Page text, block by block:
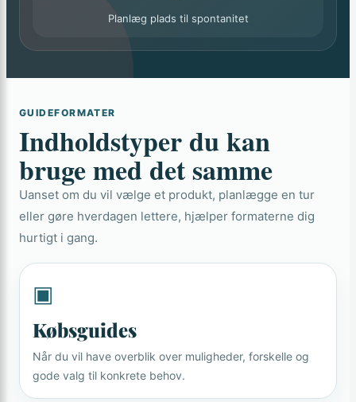
Planlæg plads til spontanitet
GUIDEFORMATER
Indholdstyper du kan
bruge med det samme
Uanset om du vil vælge et produkt, planlægge en tur
eller gøre hverdagen lettere, hjælper formaterne dig
hurtigt i gang.
▣
Købsguides
Når du vil have overblik over muligheder, forskelle og
gode valg til konkrete behov.